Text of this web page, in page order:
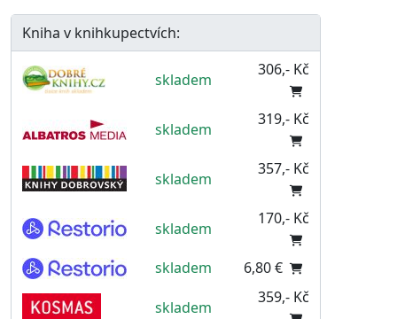
Kniha v knihkupectvích:
skladem
306,- Kč
skladem
319,- Kč
skladem
357,- Kč
skladem
170,- Kč
skladem 6,80 €
skladem
359,- Kč